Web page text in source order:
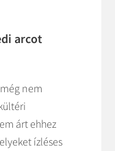
arcot
nem
árt ehhez
ízléses